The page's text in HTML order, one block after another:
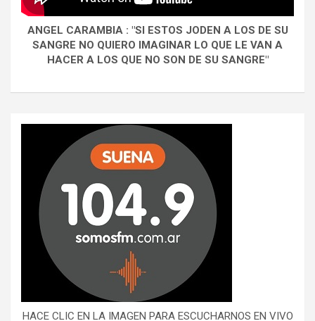
ANGEL CARAMBIA : "SI ESTOS JODEN A LOS DE SU
SANGRE NO QUIERO IMAGINAR LO QUE LE VAN A
HACER A LOS QUE NO SON DE SU SANGRE"
HACE CLIC EN LA IMAGEN PARA ESCUCHARNOS EN VIVO